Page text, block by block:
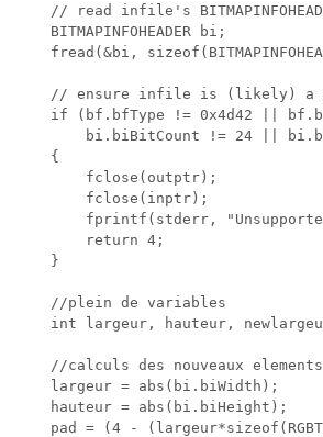
// read infile's
    BITMAPINFOHEADER bi;
fread(&bi,
// ensure infile is (likely) a
if (bf.bfType != 0x4d42 ||
bi.biBitCount != 24 ||
    {
        fclose(outptr);
        fclose(inptr);
fprintf(stderr,
        return 4;
    }
    //plein de variables
int largeur, hauteur,
//calculs des nouveaux
    largeur = abs(bi.biWidth);
    hauteur = abs(bi.biHeight);
pad = (4 -